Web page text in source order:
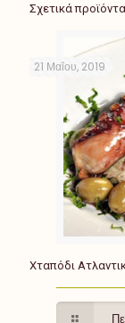
Σχετικά προϊόντα
21 Μαΐου, 2019
Χταπόδι